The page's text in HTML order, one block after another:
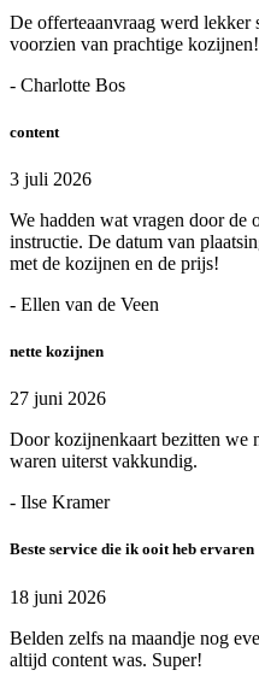
De offerteaanvraag werd lekker
voorzien van prachtige kozijnen!
- Charlotte Bos
content
3 juli 2026
We hadden wat vragen door de
instructie. De datum van
met de kozijnen en de prijs!
- Ellen van de Veen
nette kozijnen
27 juni 2026
Door kozijnenkaart bezitten we
waren uiterst vakkundig.
- Ilse Kramer
Beste service die ik ooit heb ervaren
18 juni 2026
Belden zelfs na maandje nog
altijd content was. Super!